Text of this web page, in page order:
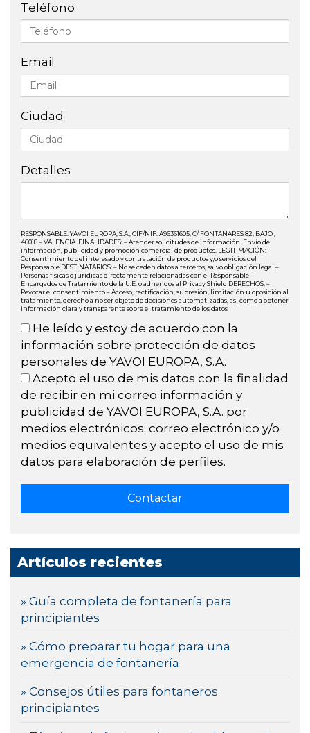
Teléfono
Email
Ciudad
Detalles
RESPONSABLE: YAVOI EUROPA, S.A., CIF/NIF: A96361605, C/ FONTANARES 82, BAJO ,
46018 – VALENCIA. FINALIDADES: – Atender solicitudes de información. Envío de
información, publicidad y promoción comercial de productos. LEGITIMACIÓN: –
Consentimiento del interesado y contratación de productos y/o servicios del
Responsable DESTINATARIOS: – No se ceden datos a terceros, salvo obligación legal –
Personas físicas o jurídicas directamente relacionadas con el Responsable –
Encargados de Tratamiento de la U.E. o adheridos al Privacy Shield DERECHOS: –
Revocar el consentimiento – Acceso, rectificación, supresión, limitación u oposición al
tratamiento, derecho a no ser objeto de decisiones automatizadas, así como a obtener
información clara y transparente sobre el tratamiento de los datos
He leído y estoy de acuerdo con la
información sobre protección de datos
personales de YAVOI EUROPA, S.A.
Acepto el uso de mis datos con la finalidad
de recibir en mi correo información y
publicidad de YAVOI EUROPA, S.A. por
medios electrónicos; correo electrónico y/o
medios equivalentes y acepto el uso de mis
datos para elaboración de perfiles.
Artículos recientes
» Guía completa de fontanería para
principiantes
» Cómo preparar tu hogar para una
emergencia de fontanería
» Consejos útiles para fontaneros
principiantes